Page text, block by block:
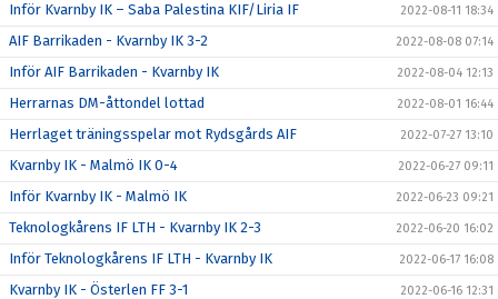
Inför Kvarnby IK – Saba Palestina KIF/Liria IF 2022-08-11 18:34
AIF Barrikaden - Kvarnby IK 3-2 2022-08-08 07:14
Inför AIF Barrikaden - Kvarnby IK 2022-08-04 12:13
Herrarnas DM-åttondel lottad 2022-08-01 16:44
Herrlaget träningsspelar mot Rydsgårds AIF 2022-07-27 13:10
Kvarnby IK - Malmö IK 0-4 2022-06-27 09:11
Inför Kvarnby IK - Malmö IK 2022-06-23 09:21
Teknologkårens IF LTH - Kvarnby IK 2-3 2022-06-20 16:02
Inför Teknologkårens IF LTH - Kvarnby IK 2022-06-17 16:08
Kvarnby IK - Österlen FF 3-1 2022-06-16 12:31